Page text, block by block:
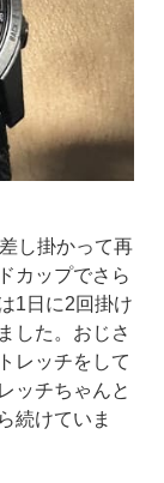
し掛かって再
カップでさら
1日に2回掛け
した。おじさ
レッチをして
ッチちゃんと
続けていま